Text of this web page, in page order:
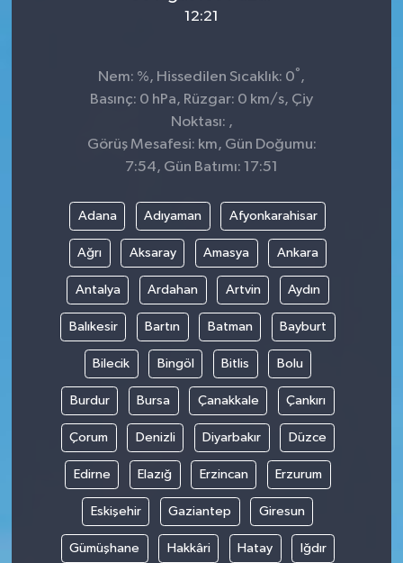
12:21
Nem: %, Hissedilen Sıcaklık: 0° ,
Basınç: 0 hPa, Rüzgar: 0 km/s, Çiy
Noktası: ,
Görüş Mesafesi: km, Gün Doğumu:
7:54, Gün Batımı: 17:51
Adana Adıyaman Afyonkarahisar
Ağrı Aksaray Amasya Ankara
Antalya Ardahan Artvin Aydın
Balıkesir Bartın Batman Bayburt
Bilecik Bingöl Bitlis Bolu
Burdur Bursa Çanakkale Çankırı
Çorum Denizli Diyarbakır Düzce
Edirne Elazığ Erzincan Erzurum
Eskişehir Gaziantep Giresun
Gümüşhane Hakkâri Hatay Iğdır